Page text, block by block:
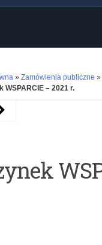
» Zamówienia publiczne »
WSPARCIE – 2021 r.